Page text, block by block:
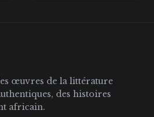
œuvres de la littérature
des histoires
africain.